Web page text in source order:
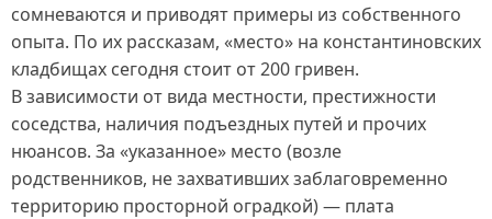
сомневаются и приводят примеры из собственного
опыта. По их рассказам, «место» на константиновских
кладбищах сегодня стоит от 200 гривен.
В зависимости от вида местности, престижности
соседства, наличия подъездных путей и прочих
нюансов. За «указанное» место (возле
родственников, не захвативших заблаговременно
территорию просторной оградкой) — плата